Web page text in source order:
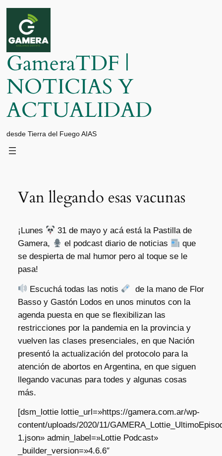
Saltar
contenido
GameraTDF |
NOTICIAS Y
ACTUALIDAD
desde Tierra del Fuego AIAS
Van llegando esas vacunas
¡Lunes
31 de mayo y acá está la Pastilla de
Gamera,
el podcast diario de noticias
que
se despierta de mal humor pero al toque se le
pasa!
Escuchá todas las notis
de la mano de Flor
Basso y Gastón Lodos en unos minutos con la
agenda puesta en que se flexibilizan las
restricciones por la pandemia en la provincia y
vuelven las clases presenciales, en que Nación
presentó la actualización del protocolo para la
atención de abortos en Argentina, en que siguen
llegando vacunas para todes y algunas cosas
más.
[dsm_lottie lottie_url=»https://gamera.com.ar/wp-
content/uploads/2020/11/
1.json» admin_label=»Lottie Podcast»
_builder_version=»4.6.6″